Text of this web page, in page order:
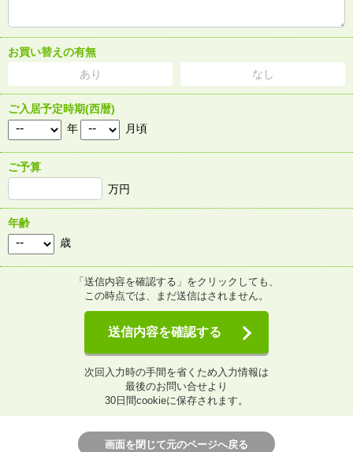
お買い替えの有無
あり
なし
ご入居予定時期(西暦)
年
月頃
ご予算
万円
年齢
歳
「送信内容を確認する」をクリックしても、
この時点では、まだ送信はされません。
送信内容を確認する
次回入力時の手間を省くため入力情報は
最後のお問い合せより
30日間cookieに保存されます。
画面を閉じて元のページへ戻る